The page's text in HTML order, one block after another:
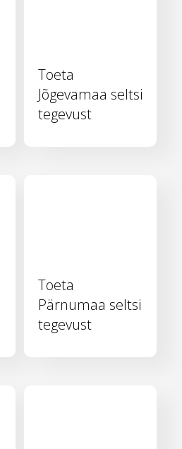
Toeta
Jõgevamaa seltsi
tegevust
Toeta
Pärnumaa seltsi
tegevust